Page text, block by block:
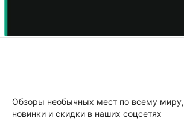
Обзоры необычных мест по всему миру,
новинки и скидки в наших соцсетях